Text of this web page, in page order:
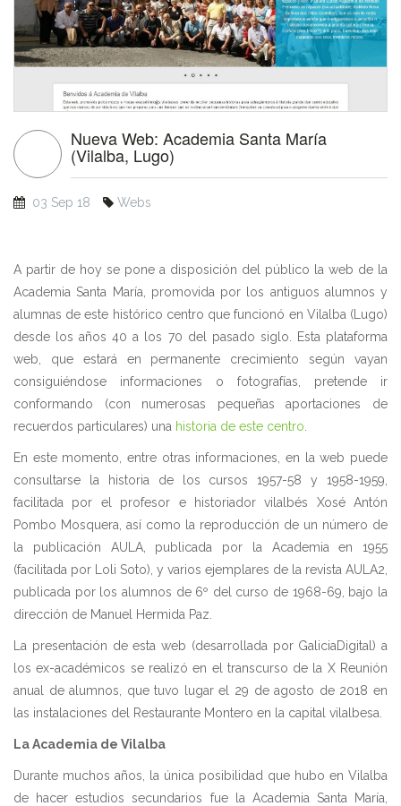
Nueva Web: Academia Santa María
(Vilalba, Lugo)
03 Sep 18 Webs
A partir de hoy se pone a disposición del público la web de la
Academia Santa María, promovida por los antiguos alumnos y
alumnas de este histórico centro que funcionó en Vilalba (Lugo)
desde los años 40 a los 70 del pasado siglo. Esta plataforma
web, que estará en permanente crecimiento según vayan
consiguiéndose informaciones o fotografías, pretende ir
conformando (con numerosas pequeñas aportaciones de
recuerdos particulares) una historia de este centro
En este momento, entre otras informaciones, en la web puede
consultarse la historia de los cursos 1957-58 y 1958-1959,
facilitada por el profesor e historiador vilalbés Xosé Antón
Pombo Mosquera, así como la reproducción de un número de
la publicación AULA, publicada por la Academia en 1955
(facilitada por Loli Soto), y varios ejemplares de la revista AULA2,
publicada por los alumnos de 6º del curso de 1968-69, bajo la
dirección de Manuel Hermida Paz.
La presentación de esta web (desarrollada por GaliciaDigital) a
los ex-académicos se realizó en el transcurso de la X Reunión
anual de alumnos, que tuvo lugar el 29 de agosto de 2018 en
las instalaciones del Restaurante Montero en la capital vilalbesa.
La Academia de Vilalba
Durante muchos años, la única posibilidad que hubo en Vilalba
de hacer estudios secundarios fue la Academia Santa María,